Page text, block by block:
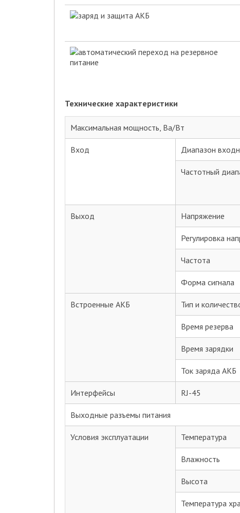
Технические характеристики
Максимальная мощность, Ва/Вт
Вход Диапазон
Частотный
Выход Напряжение
Регулировка
Частота
Форма сигнала
Встроенные АКБ Тип и
Время резерва
Время зарядки
Ток заряда АКБ
Интерфейсы RJ-45
Выходные разъемы питания
Условия эксплуатации Температура
Влажность
Высота
Температура